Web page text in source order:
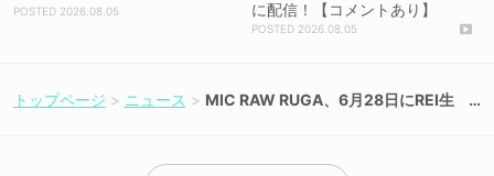
2026.08.05
に配信！【コメントあり】
2026.08.05
トップページ ニュース
MIC RAW RUGA、6月28日にREI生